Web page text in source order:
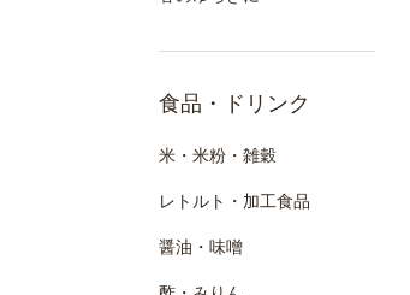
食品・ドリンク
米・米粉・雑穀
レトルト・加工食品
醤油・味噌